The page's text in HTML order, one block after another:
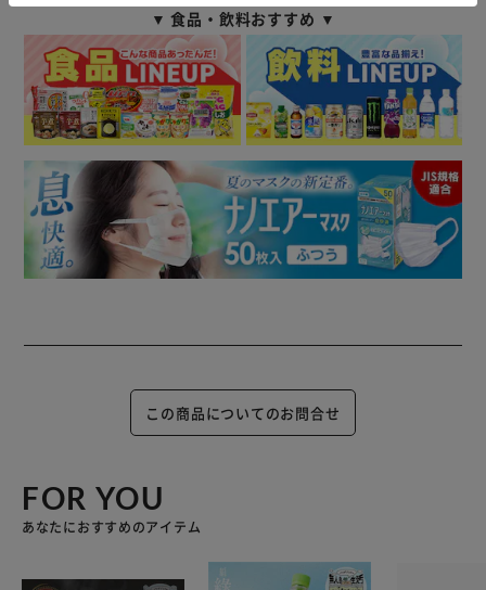
▼ 食品・飲料おすすめ ▼
この商品についてのお問合せ
FOR YOU
あなたにおすすめのアイテム